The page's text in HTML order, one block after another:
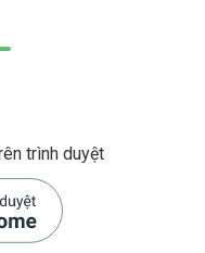
trình duyệt